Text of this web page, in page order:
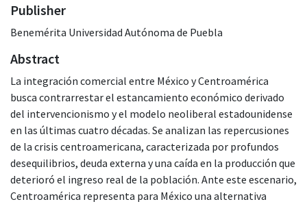
Publisher
Benemérita Universidad Autónoma de Puebla
Abstract
La integración comercial entre México y Centroamérica
busca contrarrestar el estancamiento económico derivado
del intervencionismo y el modelo neoliberal estadounidense
en las últimas cuatro décadas. Se analizan las repercusiones
de la crisis centroamericana, caracterizada por profundos
desequilibrios, deuda externa y una caída en la producción que
deterioró el ingreso real de la población. Ante este escenario,
Centroamérica representa para México una alternativa